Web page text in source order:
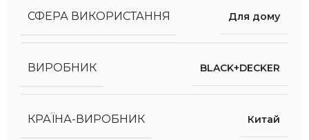
СФЕРА ВИКОРИСТАННЯ Для дому
ВИРОБНИК BLACK+DECKER
КРАЇНА-ВИРОБНИК Китай